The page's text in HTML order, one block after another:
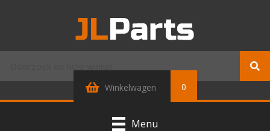
Winkelwagen 0
Menu